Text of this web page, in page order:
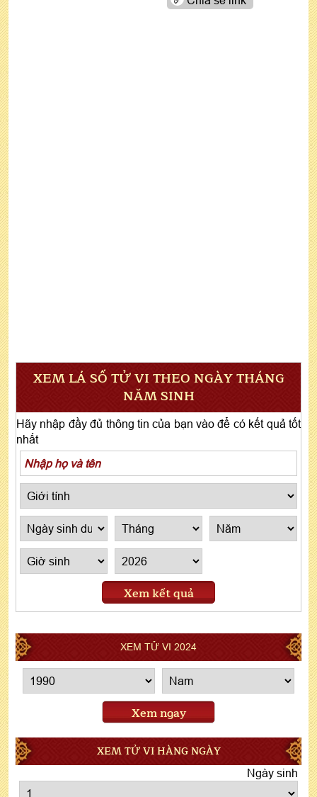
XEM LÁ SỐ TỬ VI THEO NGÀY THÁNG
NĂM SINH
Hãy nhập đầy đủ thông tin của bạn vào để có kết quả tốt
nhất
Xem kết quả
XEM TỬ VI 2024
Xem ngay
XEM TỬ VI HÀNG NGÀY
Ngày sinh